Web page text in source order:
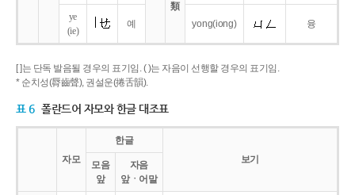
類
ye
(ie)
예 yong(iong) 융
[ ]는 단독 발음될 경우의 표기임. ( )는 자음이 선행할 경우의 표기임.
* 순치성(脣齒聲), 권설운(捲舌韻).
표 6 폴란드어 자모와 한글 대조표
자모
한글
보기
모음
앞
자음
앞ㆍ어말